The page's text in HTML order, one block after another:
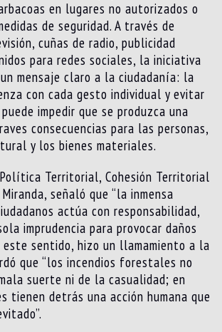
en lugares no autorizados o
de seguridad. A través de
cuñas de radio, publicidad
para redes sociales, la iniciativa
mensaje claro a la ciudadanía: la
con cada gesto individual y evitar
impedir que se produzca una
consecuencias para las personas,
y los bienes materiales.
Territorial, Cohesión Territorial
señaló que “la inmensa
actúa con responsabilidad,
imprudencia para provocar daños
este sentido, hizo un llamamiento a la
que “los incendios forestales no
suerte ni de la casualidad; en
tienen detrás una acción humana que